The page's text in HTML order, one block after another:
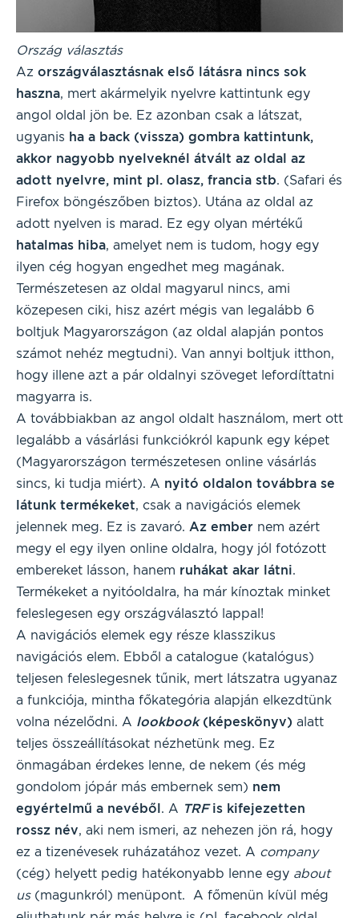
Ország választás
Az országválasztásnak első látásra nincs sok
haszna, mert akármelyik nyelvre kattintunk egy
angol oldal jön be. Ez azonban csak a látszat,
ugyanis ha a back (vissza) gombra kattintunk,
akkor nagyobb nyelveknél átvált az oldal az
adott nyelvre, mint pl. olasz, francia stb. (Safari és
Firefox böngészőben biztos). Utána az oldal az
adott nyelven is marad. Ez egy olyan mértékű
hatalmas hiba, amelyet nem is tudom, hogy egy
ilyen cég hogyan engedhet meg magának.
Természetesen az oldal magyarul nincs, ami
közepesen ciki, hisz azért mégis van legalább 6
boltjuk Magyarországon (az oldal alapján pontos
számot nehéz megtudni). Van annyi boltjuk itthon,
hogy illene azt a pár oldalnyi szöveget lefordíttatni
magyarra is.
A továbbiakban az angol oldalt használom, mert ott
legalább a vásárlási funkciókról kapunk egy képet
(Magyarországon természetesen online vásárlás
sincs, ki tudja miért). A nyitó oldalon továbbra se
látunk termékeket, csak a navigációs elemek
jelennek meg. Ez is zavaró. Az ember nem azért
megy el egy ilyen online oldalra, hogy jól fotózott
embereket lásson, hanem ruhákat akar látni.
Termékeket a nyitóoldalra, ha már kínoztak minket
feleslegesen egy országválasztó lappal!
A navigációs elemek egy része klasszikus
navigációs elem. Ebből a catalogue (katalógus)
teljesen feleslegesnek tűnik, mert látszatra ugyanaz
a funkciója, mintha főkategória alapján elkezdtünk
volna nézelődni. A lookbook(képeskönyv) alatt
teljes összeállításokat nézhetünk meg. Ez
önmagában érdekes lenne, de nekem (és még
gondolom jópár más embernek sem) nem
egyértelmű a nevéből. A TRFis kifejezetten
rossz név, aki nem ismeri, az nehezen jön rá, hogy
ez a tizenévesek ruházatához vezet. A company
(cég) helyett pedig hatékonyabb lenne egy about
us(magunkról) menüpont. A főmenün kívül még